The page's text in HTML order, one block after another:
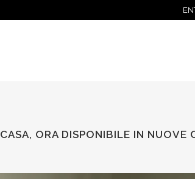
ORA DISPONIBILE IN NUOVE